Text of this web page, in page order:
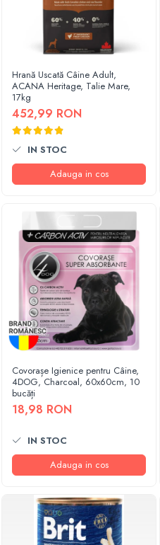
Hrană Uscată Câine Adult,
ACANA Heritage, Talie Mare,
17kg
452,99 RON
IN STOC
Adauga in cos
Covorașe Igienice pentru Câine,
4DOG, Charcoal, 60x60cm, 10
bucăți
18,98 RON
IN STOC
Adauga in cos